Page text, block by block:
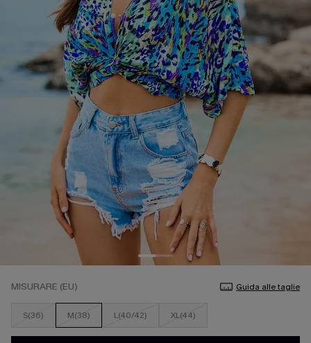
MISURARE (EU) Guida alle taglie
S(36) M(38) L(40/42) XL(44)